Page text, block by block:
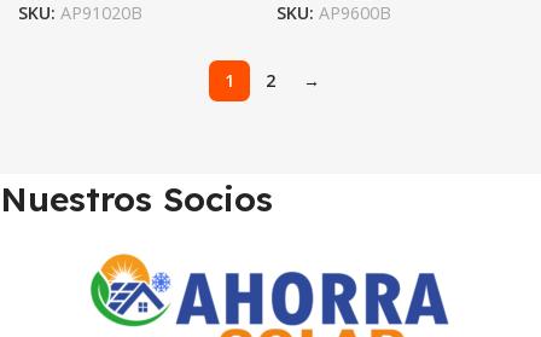
SKU: AP91020B SKU: AP9600B
1 2 →
Nuestros Socios